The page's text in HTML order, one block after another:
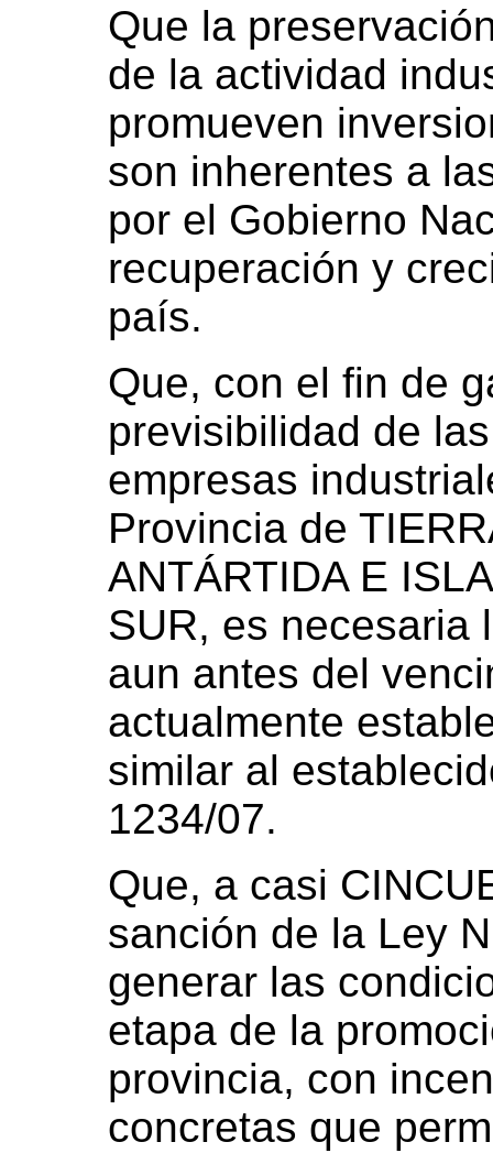
Que la
de la actividad
promueven
son inherentes a
por el Gobierno
recuperación y
país.
Que, con el fin de
previsibilidad de
empresas
Provincia de
ANTÁRTIDA E
SUR, es necesaria
aun antes del
actualmente
similar al
1234/07.
Que, a casi
sanción de la Ley
generar las
etapa de la
provincia, con
concretas que